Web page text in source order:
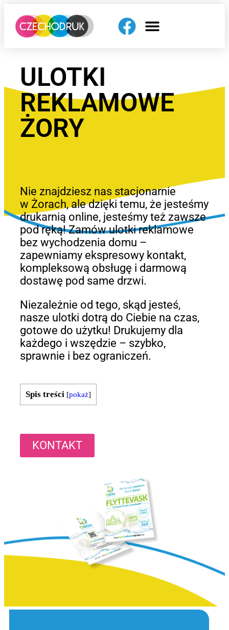
ULOTKI
REKLAMOWE
ŻORY
Nie znajdziesz nas stacjonarnie
w Żorach, ale dzięki temu, że jesteśmy
drukarnią online, jesteśmy też zawsze
pod ręką! Zamów ulotki reklamowe
bez wychodzenia domu –
zapewniamy ekspresowy kontakt,
kompleksową obsługę i darmową
dostawę pod same drzwi.
Niezależnie od tego, skąd jesteś,
nasze ulotki dotrą do Ciebie na czas,
gotowe do użytku! Drukujemy dla
każdego i wszędzie – szybko,
sprawnie i bez ograniczeń.
Spis treści [pokaż]
KONTAKT